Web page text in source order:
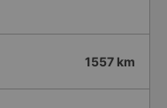
1557 km